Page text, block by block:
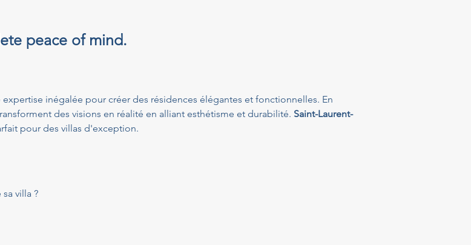
peace of mind.
inégalée pour créer des résidences élégantes et fonctionnelles. En
des visions en réalité en alliant esthétisme et durabilité. Saint-Laurent-
pour des villas d'exception.
villa ?